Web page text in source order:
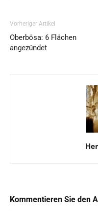
Vorheriger Artikel
Oberbösa: 6 Flächen
angezündet
Kommentieren Sie den